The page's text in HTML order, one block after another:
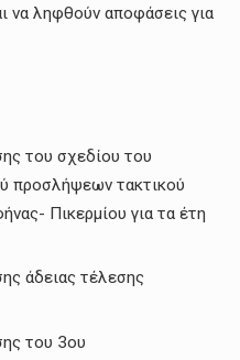
να ληφθούν αποφάσεις για
του σχεδίου του
προσλήψεων τακτικού
Πικερμίου για τα έτη
άδειας τέλεσης
του 3ου